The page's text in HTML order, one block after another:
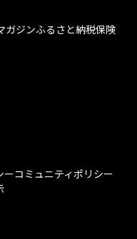
ガジンふるさと納税保険
ーコミュニティポリシー